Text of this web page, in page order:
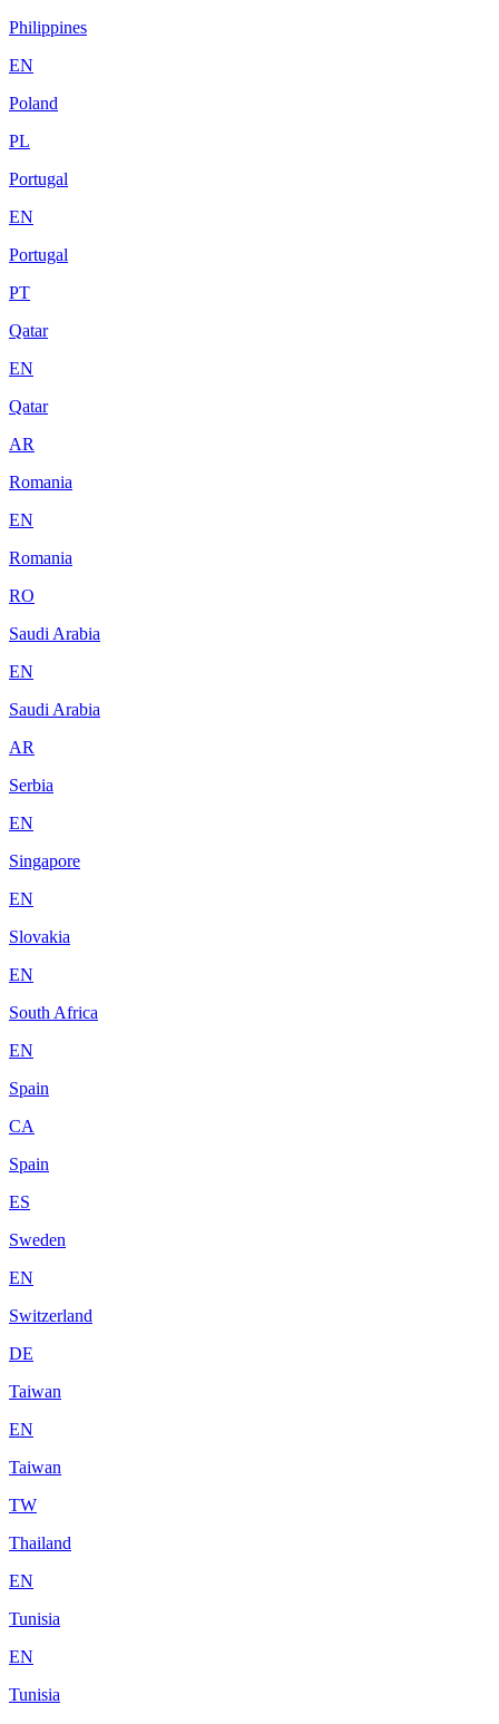
Philippines
EN
Poland
PL
Portugal
EN
Portugal
PT
Qatar
EN
Qatar
AR
Romania
EN
Romania
RO
Saudi Arabia
EN
Saudi Arabia
AR
Serbia
EN
Singapore
EN
Slovakia
EN
South Africa
EN
Spain
CA
Spain
ES
Sweden
EN
Switzerland
DE
Taiwan
EN
Taiwan
TW
Thailand
EN
Tunisia
EN
Tunisia